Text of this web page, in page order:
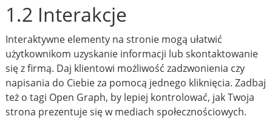
1.2 Interakcje
Interaktywne elementy na stronie mogą ułatwić
użytkownikom uzyskanie informacji lub skontaktowanie
się z firmą. Daj klientowi możliwość zadzwonienia czy
napisania do Ciebie za pomocą jednego kliknięcia. Zadbaj
też o tagi Open Graph, by lepiej kontrolować, jak Twoja
strona prezentuje się w mediach społecznościowych.